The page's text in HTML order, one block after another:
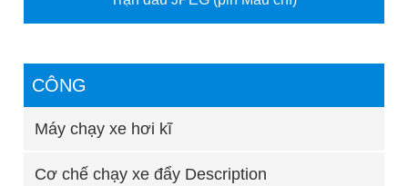
CÔNG
Máy chạy xe hơi kĩ
Cơ chế chạy xe đẩy Description